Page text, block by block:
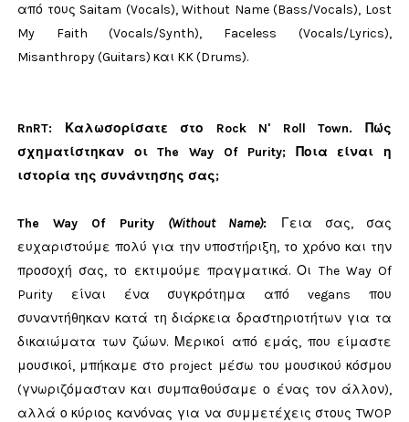
από τους Saitam (Vocals), Without Name (Bass/Vocals), Lost
My Faith (Vocals/Synth), Faceless (Vocals/Lyrics),
Misanthropy (Guitars) και KK (Drums).
RnRT: Καλωσορίσατε στο Rock N' Roll Town. Πώς
σχηματίστηκαν οι The Way Of Purity; Ποια είναι η
ιστορία της συνάντησης σας;
The Way Of Purity (Without Name):
Γεια σας, σας
ευχαριστούμε πολύ για την υποστήριξη, το χρόνο και την
προσοχή σας, το εκτιμούμε πραγματικά. Οι The Way Of
Purity είναι ένα συγκρότημα από vegans που
συναντήθηκαν κατά τη διάρκεια δραστηριοτήτων για τα
δικαιώματα των ζώων. Μερικοί από εμάς, που είμαστε
μουσικοί, μπήκαμε στο project μέσω του μουσικού κόσμου
(γνωριζόμασταν και συμπαθούσαμε ο ένας τον άλλον),
αλλά ο κύριος κανόνας για να συμμετέχεις στους TWOP